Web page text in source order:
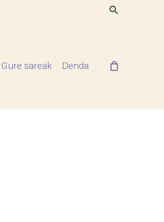
Gure sareak Denda